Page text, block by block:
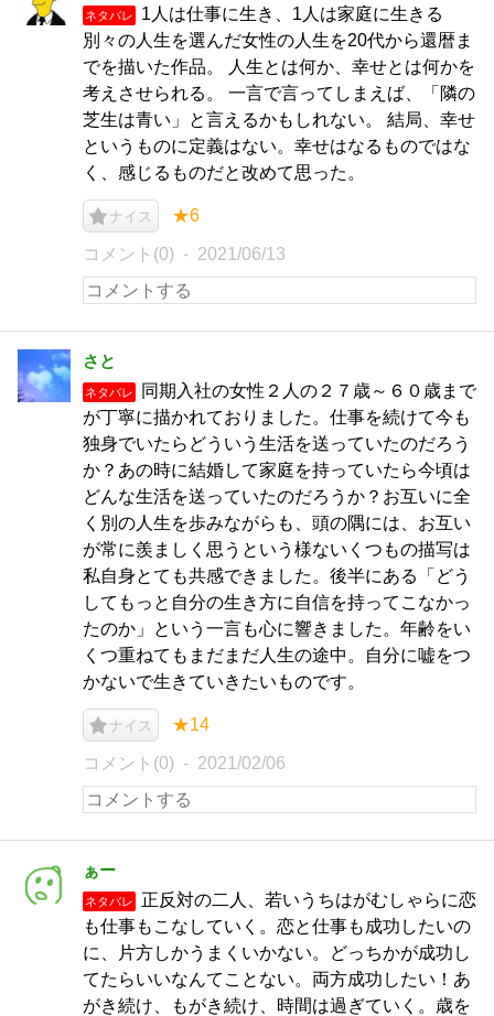
ネタバレ
1人は仕事に生き、1人は家庭に生きる
別々の人生を選んだ女性の人生を20代から還暦ま
でを描いた作品。 人生とは何か、幸せとは何かを
考えさせられる。 一言で言ってしまえば、「隣の
芝生は青い」と言えるかもしれない。 結局、幸せ
というものに定義はない。幸せはなるものではな
く、感じるものだと改めて思った。
ナイス ★6
コメント(0) 2021/06/13
さと
ネタバレ
同期入社の女性２人の２７歳～６０歳まで
が丁寧に描かれておりました。仕事を続けて今も
独身でいたらどういう生活を送っていたのだろう
か？あの時に結婚して家庭を持っていたら今頃は
どんな生活を送っていたのだろうか？お互いに全
く別の人生を歩みながらも、頭の隅には、お互い
が常に羨ましく思うという様ないくつもの描写は
私自身とても共感できました。後半にある「どう
してもっと自分の生き方に自信を持ってこなかっ
たのか」という一言も心に響きました。年齢をい
くつ重ねてもまだまだ人生の途中。自分に嘘をつ
かないで生きていきたいものです。
ナイス ★14
コメント(0) 2021/02/06
ぁー
ネタバレ
正反対の二人、若いうちはがむしゃらに恋
も仕事もこなしていく。恋と仕事も成功したいの
に、片方しかうまくいかない。どっちかが成功し
てたらいいなんてことない。両方成功したい！あ
がき続け、もがき続け、時間は過ぎていく。歳を